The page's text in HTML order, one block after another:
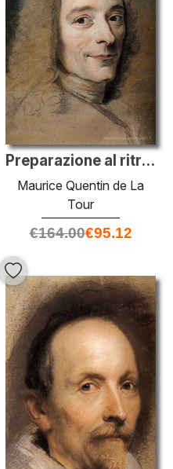
Preparazione al ritratto di Voltaire
Maurice Quentin de La
Tour
€164.00€95.12